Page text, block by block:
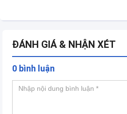
ĐÁNH GIÁ & NHẬN XÉT
0 bình luận